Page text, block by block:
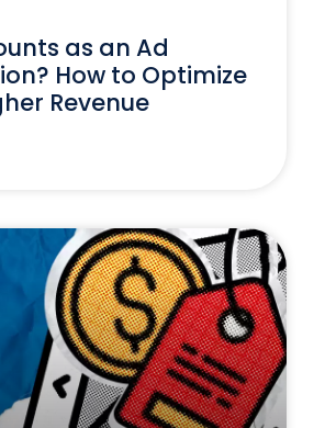
as an Ad
How to Optimize
Revenue